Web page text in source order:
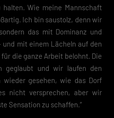
Wie meine Mannschaft
Ich bin saustolz, denn wir
das mit Dominanz und
mit einem Lächeln auf den
die ganze Arbeit belohnt. Die
geglaubt und wir laufen den
gesehen, wie das Dorf
nicht versprechen, aber wir
Sensation zu schaffen.“